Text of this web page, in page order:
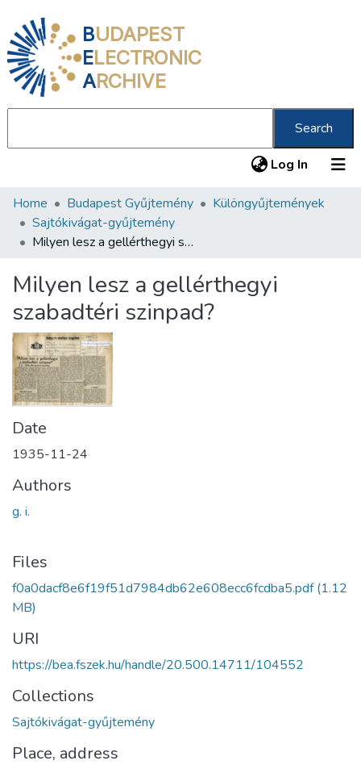
BUDAPEST
ELECTRONIC
ARCHIVE
Search
Log In (current)
Communities & Collections
All of DSpace
About us
Home Budapest Gyűjtemény
Különgyűjtemények
Sajtókivágat-gyűjtemény
Milyen lesz a gellérthegyi szabadtéri szinpad?
Milyen lesz a gellérthegyi
szabadtéri szinpad?
Date
1935-11-24
Authors
g. i.
Files
f0a0dacf8e6f19f51d7984db62e608ecc6fcdba5.pdf(1.12
MB)
URI
https://bea.fszek.hu/handle/20.500.14711/104552
Collections
Sajtókivágat-gyűjtemény
Place, address